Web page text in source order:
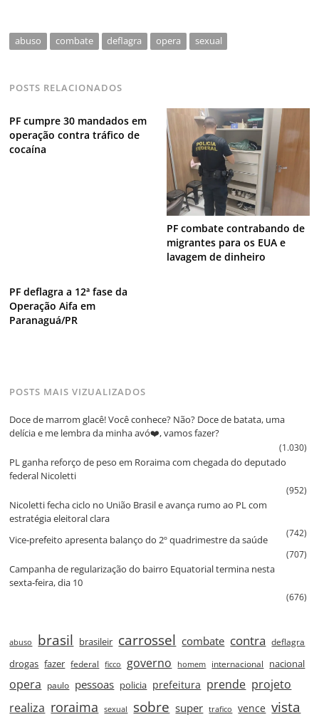
abuso combate deflagra opera sexual
POSTS RELACIONADOS
PF cumpre 30 mandados em
operação contra tráfico de
cocaína
PF combate contrabando de
migrantes para os EUA e
lavagem de dinheiro
PF deflagra a 12ª fase da
Operação Aifa em
Paranaguá/PR
POSTS MAIS VIZUALIZADOS
Doce de marrom glacê! Você conhece? Não? Doce de batata, uma
delícia e me lembra da minha avó❤️, vamos fazer?
(1.030)
PL ganha reforço de peso em Roraima com chegada do deputado
federal Nicoletti
(952)
Nicoletti fecha ciclo no União Brasil e avança rumo ao PL com
estratégia eleitoral clara
(742)
Vice‑prefeito apresenta balanço do 2º quadrimestre da saúde
(707)
Campanha de regularização do bairro Equatorial termina nesta
sexta‑feira, dia 10
(676)
abuso brasil brasileir carrossel combate contra deflagra
drogas fazer federal ficco governo homem internacional nacional
opera paulo pessoas policia prefeitura prende projeto
realiza roraima sexual sobre super trafico vence vista